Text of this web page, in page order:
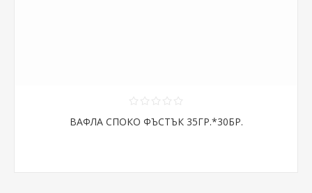
ВАФЛА СПОКО ФЪСТЪК 35ГР.*30БР.